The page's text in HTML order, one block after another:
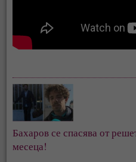
Бахаров се спасява от
месеца!